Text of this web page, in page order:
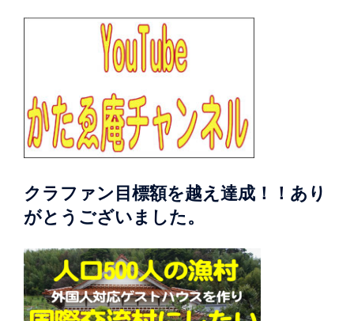
クラファン目標額を越え達成！！あり
がとうございました。